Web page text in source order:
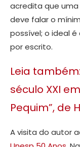
acredita que
deve falar o
possível; o ideal
por escrito.
Leia
século XXI
Pequim”, de
A visita do autor